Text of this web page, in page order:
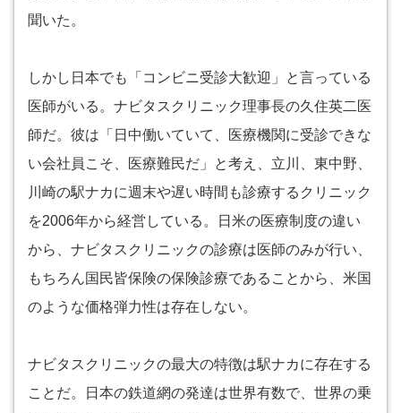
聞いた。
しかし日本でも「コンビニ受診大歓迎」と言っている
医師がいる。ナビタスクリニック理事長の久住英二医
師だ。彼は「日中働いていて、医療機関に受診できな
い会社員こそ、医療難民だ」と考え、立川、東中野、
川崎の駅ナカに週末や遅い時間も診療するクリニック
を2006年から経営している。日米の医療制度の違い
から、ナビタスクリニックの診療は医師のみが行い、
もちろん国民皆保険の保険診療であることから、米国
のような価格弾力性は存在しない。
ナビタスクリニックの最大の特徴は駅ナカに存在する
ことだ。日本の鉄道網の発達は世界有数で、世界の乗